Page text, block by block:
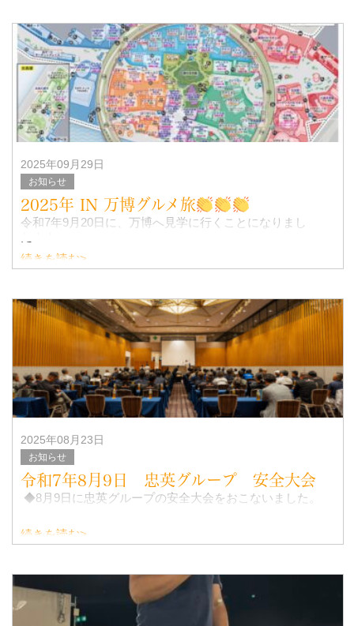
社長の思いを込め新米をお配りしました！！
2025年09月29日
お知らせ
2025年 IN 万博グルメ旅
令和7年9月20日に、万博へ見学に行くことになりまし
福利厚生で社員旅行に行けてない方、1階の事務の方、建築
スケージュール
・須磨シーワールド
続きを読む>
2025年08月23日
お知らせ
令和7年8月9日 忠英グループ 安全大会
◆8月9日に忠英グループの安全大会をおこないました。
株式会社 メルプ 様にAIについての講義をおこなっても
らい、
続きを読む>